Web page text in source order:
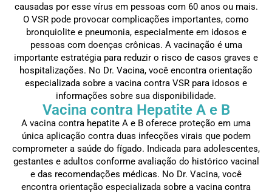
causadas por esse vírus em pessoas com 60 anos ou mais.
O VSR pode provocar complicações importantes, como
bronquiolite e pneumonia, especialmente em idosos e
pessoas com doenças crônicas. A vacinação é uma
importante estratégia para reduzir o risco de casos graves e
hospitalizações. No Dr. Vacina, você encontra orientação
especializada sobre a vacina contra VSR para idosos e
informações sobre sua disponibilidade.
Vacina contra Hepatite A e B
A vacina contra hepatite A e B oferece proteção em uma
única aplicação contra duas infecções virais que podem
comprometer a saúde do fígado. Indicada para adolescentes,
gestantes e adultos conforme avaliação do histórico vacinal
e das recomendações médicas. No Dr. Vacina, você
encontra orientação especializada sobre a vacina contra